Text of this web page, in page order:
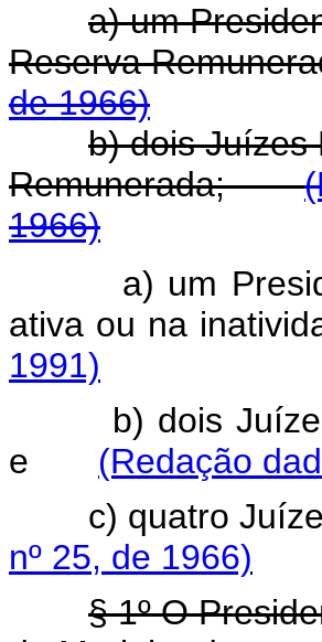
a) um
Reserva
de 1966)
b) dois Juízes
Remunerada;
1966)
a) um
ativa ou na
1991)
b) dois Juízes
e (Redação
c) quatro
nº 25, de 1966)
§ 1º O